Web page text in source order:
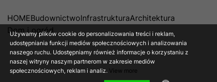
HOMEBudownictwoInfrastrukturaArchitektura
Dom i ogród
Używamy plików cookie do personalizowania treści i reklam,
udostępniania funkcji mediów społecznościowych i analizowania
naszego ruchu. Udostępniamy również informacje o korzystaniu z
naszej witryny naszym partnerom w zakresie mediów
społecznościowych, reklam i analiz. View more